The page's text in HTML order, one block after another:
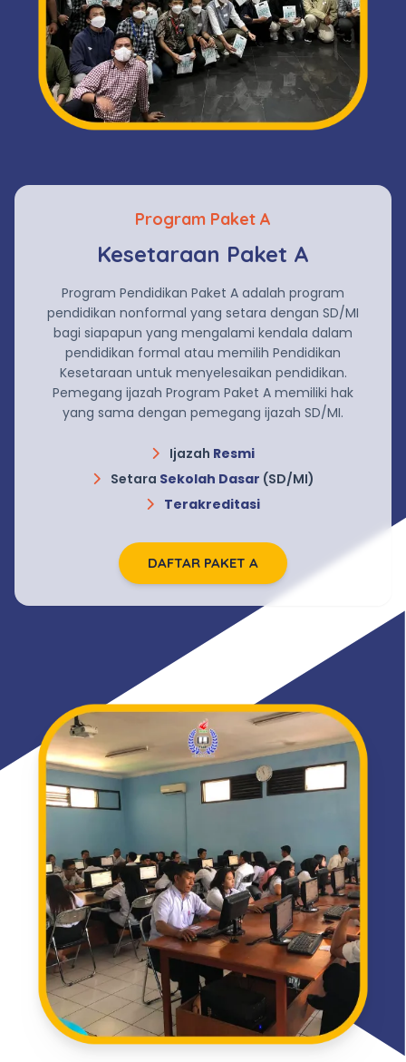
Program Paket A
Kesetaraan Paket A
Program Pendidikan Paket A adalah program
pendidikan nonformal yang setara dengan SD/MI
bagi siapapun yang mengalami kendala dalam
pendidikan formal atau memilih Pendidikan
Kesetaraan untuk menyelesaikan pendidikan.
Pemegang ijazah Program Paket A memiliki hak
yang sama dengan pemegang ijazah SD/MI.
Ijazah Resmi
Setara Sekolah Dasar (SD/MI)
Terakreditasi
DAFTAR PAKET A